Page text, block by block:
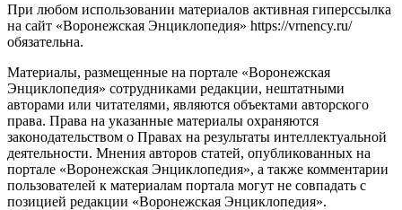
При любом использовании материалов активная гиперссылка
на сайт «Воронежская Энциклопедия» https://vrnency.ru/
обязательна.
Материалы, размещенные на портале «Воронежская
Энциклопедия» сотрудниками редакции, нештатными
авторами или читателями, являются объектами авторского
права. Права на указанные материалы охраняются
законодательством о Правах на результаты интеллектуальной
деятельности. Мнения авторов статей, опубликованных на
портале «Воронежская Энциклопедия», а также комментарии
пользователей к материалам портала могут не совпадать с
позицией редакции «Воронежская Энциклопедия».